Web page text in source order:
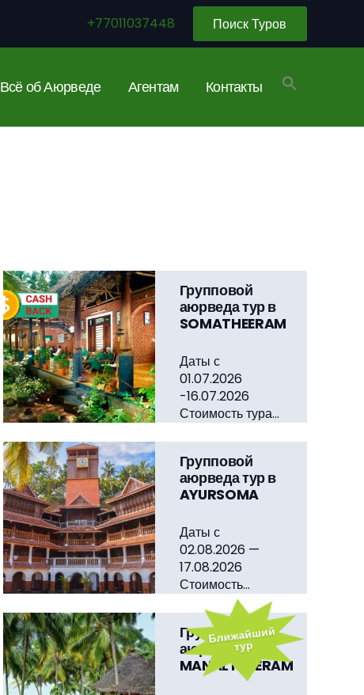
+77011037448 Поиск Туров
Всё об Аюрведе Агентам Контакты
Групповой
аюрведа тур в
SOMATHEERAM
Даты с
01.07.2026
-16.07.2026
Стоимость тура…
Групповой
аюрведа тур в
AYURSOMA
Даты с
02.08.2026 —
17.08.2026
Стоимость…
Групповой
аюрведа тур в
MANALTHEERAM
Ближайший
тур